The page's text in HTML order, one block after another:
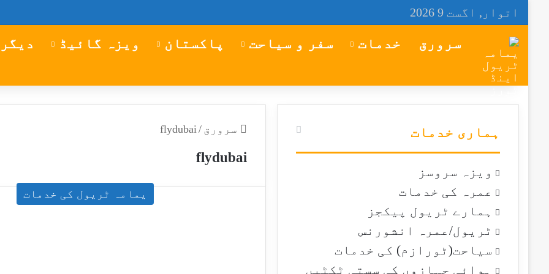
اتوار, اگست 9 2026
سرورق خدمات سفر و سیاحت پاکستان ویزہ گائیڈ
سرورق /
flydubai
flydubai
یمامہ ٹریول کی خدمات
ہماری خدمات
ویزہ سروسز
عمرہ کی خدمات
ہمارے ٹریول پیکجز
ٹریول/عمرہ انشورنس
سیاحت(ٹورازم) کی خدمات
ہوائی جہازوں کی سستی ٹکٹیں